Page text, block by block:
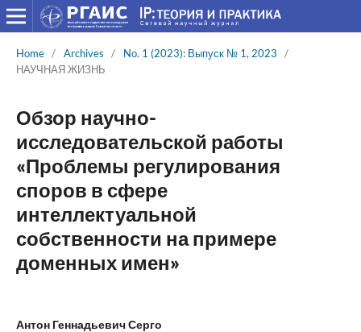
Home / Archives / No. 1 (2023): Выпуск № 1, 2023
/
НАУЧНАЯ ЖИЗНЬ
Обзор научно-
исследовательской работы
«Проблемы регулирования
споров в сфере
интеллектуальной
собственности на примере
доменных имен»
Антон Геннадьевич Серго